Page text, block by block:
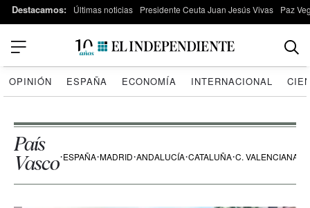
Destacamos: Últimas noticias Presidente Ceuta Juan Jesús Vivas Paz
OPINIÓN ESPAÑA ECONOMÍA INTERNACIONAL
País
Vasco ESPAÑA MADRID ANDALUCÍA CATALUÑA C. VALENCIANA